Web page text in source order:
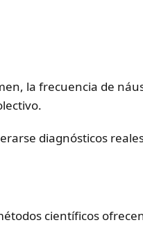
la frecuencia de
diagnósticos
científicos